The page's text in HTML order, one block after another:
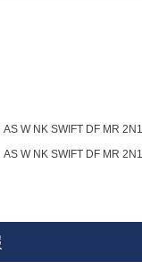
W NK SWIFT DF MR
W NK SWIFT DF MR